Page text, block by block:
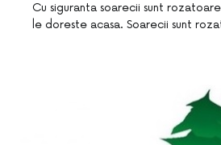
Cu siguranta soarecii sunt
le doreste acasa. Soarecii sunt